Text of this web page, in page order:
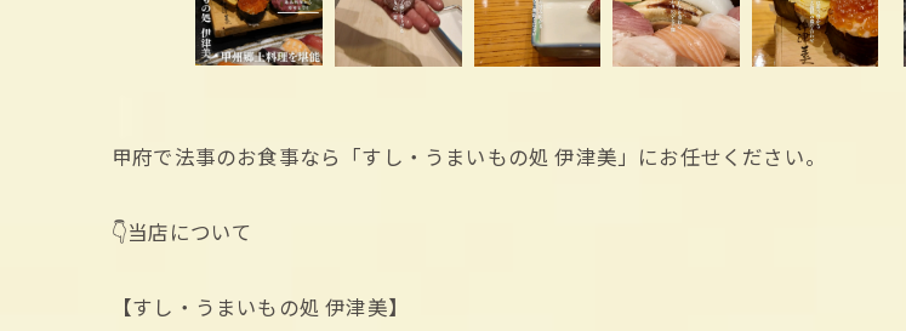
甲府で法事のお食事なら「すし・うまいもの処 伊津美」にお任せください。
👇当店について
【すし・うまいもの処 伊津美】